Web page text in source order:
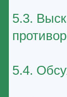
5.3.
5.4.